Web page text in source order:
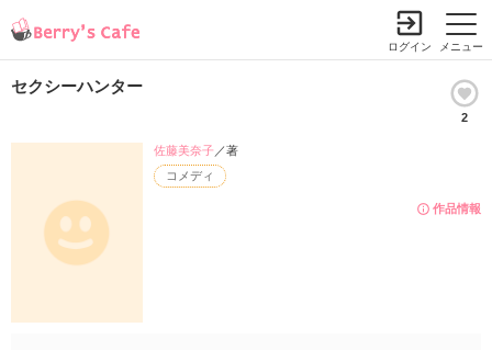
メニュー
ログイン
セクシーハンター
2
作品情報
コメディ
佐藤美奈子／著